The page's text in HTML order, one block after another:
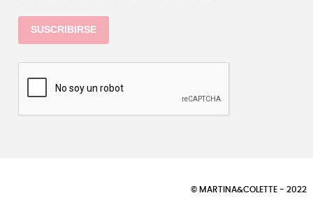
SUSCRIBIRSE
© MARTINA&COLETTE - 2022